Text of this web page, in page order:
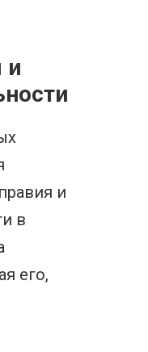
и
и
в
его,